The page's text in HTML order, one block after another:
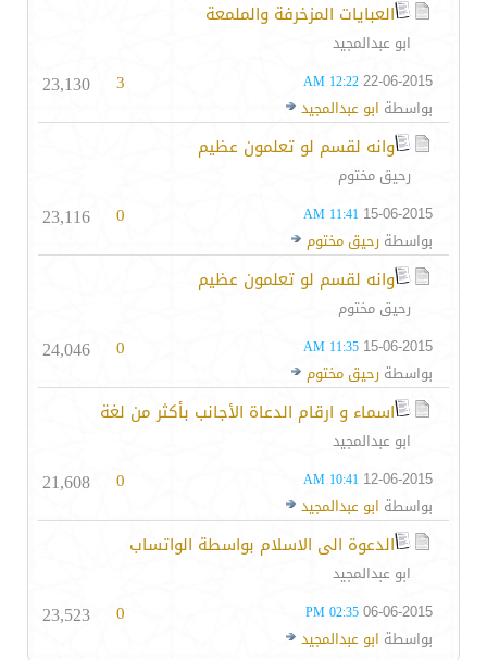
العبايات المزخرفة والملمعة
ابو عبدالمجيد
22-06-2015
12:22 AM
بواسطة ابو عبدالمجيد
3
23,130
وانه لقسم لو تعلمون عظيم
رحيق مختوم
15-06-2015
11:41 AM
بواسطة رحيق مختوم
0
23,116
وانه لقسم لو تعلمون عظيم
رحيق مختوم
15-06-2015
11:35 AM
بواسطة رحيق مختوم
0
24,046
اسماء و ارقام الدعاة الأجانب بأكثر من لغة
ابو عبدالمجيد
12-06-2015
10:41 AM
بواسطة ابو عبدالمجيد
0
21,608
الدعوة الى الاسلام بواسطة الواتساب
ابو عبدالمجيد
06-06-2015
02:35 PM
بواسطة ابو عبدالمجيد
0
23,523